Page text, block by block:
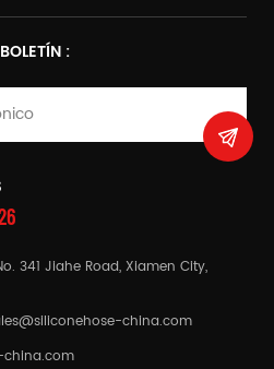
:
341 Jiahe Road, Xiamen City,
china.com
china.com